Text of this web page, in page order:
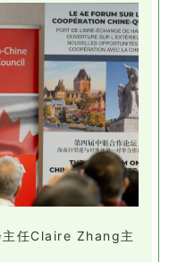
主任Claire Zhang主